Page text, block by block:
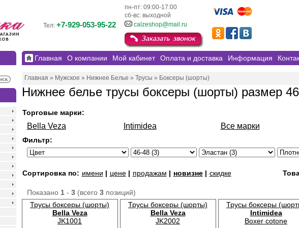
пн-пт: 09:00-17:00
сб-вс: выходной
Тел: +7-929-053-95-22 calzeshop@mail.ru
Главная О компании Мой кабинет Оплата и доставка Информация
Главная » Мужское » Нижнее Белье » Трусы » Боксеры (шорты)
Нижнее белье трусы боксеры (шорты) размер
Торговые марки:
Bella Veza Intimidea Все марки
Фильтр:
Сортировка по: имени | цене| продажам | новизне| скидке
Показано 1- 3(всего 3позиций)
Трусы боксеры (шорты)
Bella Veza
JK1001
Трусы боксеры (шорты)
Bella Veza
JK2002
Трусы боксеры
Intimidea
Boxer cotone